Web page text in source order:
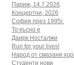
Париж, 14.7.2026
Концертни, 2026
София през 1995г.
То късно е
Даирк Носталжи
Run for your lives!
Народ от смазани
Студенти нови